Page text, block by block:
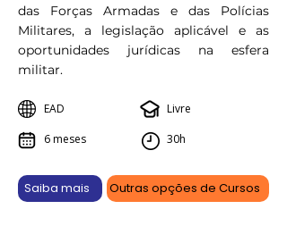
das Forças Armadas e das Polícias
Militares, a legislação aplicável e as
oportunidades jurídicas na esfera
militar.
EAD
6 meses
Livre
30h
Saiba mais Outras opções de Cursos